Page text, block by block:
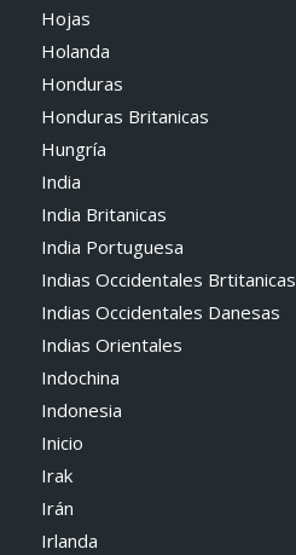
Hojas
Holanda
Honduras
Honduras Britanicas
Hungría
India
India Britanicas
India Portuguesa
Indias Occidentales Brtitanicas
Indias Occidentales Danesas
Indias Orientales
Indochina
Indonesia
Inicio
Irak
Irán
Irlanda